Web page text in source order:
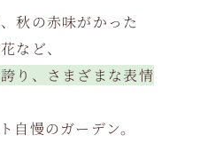
秋の赤味がかった
など、
り、さまざまな表情
自慢のガーデン。